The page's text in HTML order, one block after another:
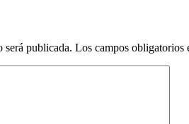
será publicada. Los campos obligatorios